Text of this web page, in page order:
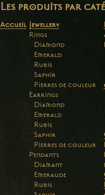
Les produits par
Accueil Jewellery
Rings
Diamond
Emerald
Rubis
Saphir
Pierres de couleur
Earrings
Diamond
Emerald
Rubis
Saphir
Pierres de couleur
Pendants
Diamant
Emeraude
Rubis